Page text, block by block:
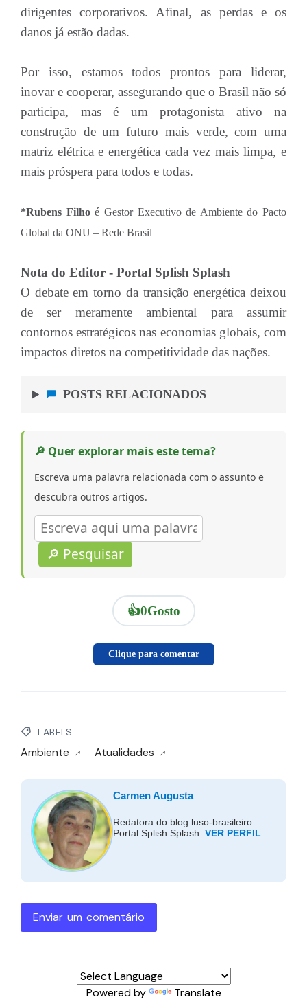
dirigentes corporativos. Afinal, as perdas e os
danos já estão dadas.
Por isso, estamos todos prontos para liderar,
inovar e cooperar, assegurando que o Brasil não só
participa, mas é um protagonista ativo na
construção de um futuro mais verde, com uma
matriz elétrica e energética cada vez mais limpa, e
mais próspera para todos e todas.
*Rubens Filhoé Gestor Executivo de Ambiente do Pacto
Global da ONU – Rede Brasil
Nota do Editor - Portal Splish Splash
O debate em torno da transição energética deixou
de ser meramente ambiental para assumir
contornos estratégicos nas economias globais, com
impactos diretos na competitividade das nações.
POSTS RELACIONADOS
🔎 Quer explorar mais este tema?
Escreva uma palavra relacionada com o assunto e
descubra outros artigos.
🔎 Pesquisar
👍0Gosto
Clique para comentar
LABELS
Ambiente Atualidades
Carmen Augusta
Redatora do blog luso-brasileiro
Portal Splish Splash. VER PERFIL
Enviar um comentário
Powered by Translate